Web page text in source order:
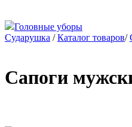
Головные уборы
Сударушка / Каталог товаров/
Сапоги